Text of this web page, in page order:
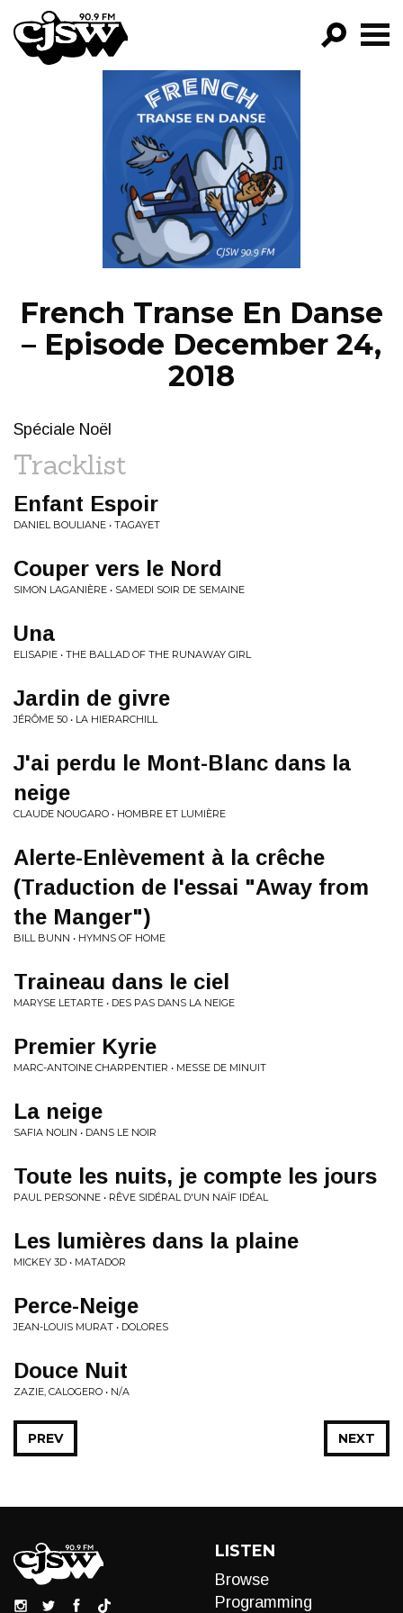
CJSW
PROGRAMS
EPISODES
NEWS
French Transe En Danse
– Episode December 24,
2018
Spéciale Noël
Tracklist
Enfant Espoir
DANIEL BOULIANE • TAGAYET
Couper vers le Nord
SIMON LAGANIÈRE • SAMEDI SOIR DE SEMAINE
Una
ELISAPIE • THE BALLAD OF THE RUNAWAY GIRL
Jardin de givre
JÉRÔME 50 • LA HIERARCHILL
J'ai perdu le Mont-Blanc dans la
neige
CLAUDE NOUGARO • HOMBRE ET LUMIÈRE
Alerte-Enlèvement à la crêche
(Traduction de l'essai "Away from
the Manger")
BILL BUNN • HYMNS OF HOME
Traineau dans le ciel
MARYSE LETARTE • DES PAS DANS LA NEIGE
Premier Kyrie
MARC-ANTOINE CHARPENTIER • MESSE DE MINUIT
La neige
SAFIA NOLIN • DANS LE NOIR
Toute les nuits, je compte les jours
PAUL PERSONNE • RÊVE SIDÉRAL D'UN NAÏF IDÉAL
Les lumières dans la plaine
MICKEY 3D • MATADOR
Perce-Neige
JEAN-LOUIS MURAT • DOLORES
Douce Nuit
ZAZIE, CALOGERO • N/A
NEXT
PREV
LISTEN
Browse
Programming